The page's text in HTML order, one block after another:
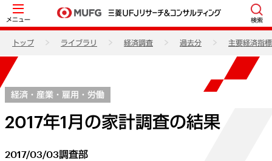
メニュー 検索
トップ ライブラリ 経済調査 過去分 主要経済指標
経済・産業・雇用・労働
2017年1月の家計調査の結果
2017/03/03調査部